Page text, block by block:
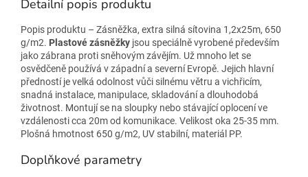
Detailní popis produktu
Popis produktu – Zásněžka, extra silná sítovina 1,2x25m, 650
g/m2. Plastové zásněžky jsou speciálně vyrobené především
jako zábrana proti sněhovým závějím. Už mnoho let se
osvědčeně používá v západní a severní Evropě. Jejich hlavní
předností je velká odolnost vůči silnému větru a vichřicím,
snadná instalace, manipulace, skladování a dlouhodobá
životnost. Montují se na sloupky nebo stávající oplocení ve
vzdálenosti cca 20m od komunikace. Velikost oka 25-35 mm.
Plošná hmotnost 650 g/m2, UV stabilní, materiál PP.
Doplňkové parametry